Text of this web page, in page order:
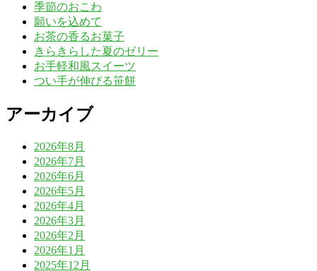
季節のおこわ
願いを込めて
お茶の香るお菓子
きらきらした夏のゼリー
お手軽和風スイーツ
つい手が伸びる笹餅
アーカイブ
2026年8月
2026年7月
2026年6月
2026年5月
2026年4月
2026年3月
2026年2月
2026年1月
2025年12月